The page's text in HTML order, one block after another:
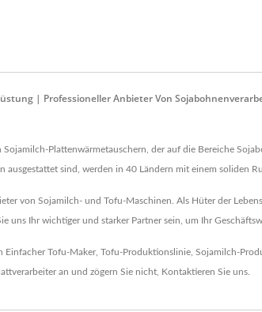
| Professioneller Anbieter Von
Plattenwärmetauschern, der auf die Bereiche
sind, werden in 40 Ländern mit einem soliden
von Sojamilch- und Tofu-Maschinen. Als Hüter der
Ihr wichtiger und starker Partner sein, um Ihr
Einfacher Tofu-Maker, Tofu-Produktionslinie Sojamilch-
an und zögern Sie nicht, Kontaktieren Sie uns